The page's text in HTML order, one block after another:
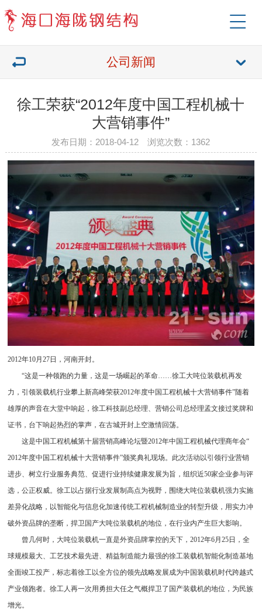
公司新闻
徐工荣获“2012年度中国工程机械十
大营销事件”
发布日期：2018-04-12 浏览次数：1362
2012年10月27日，河南开封。
“这是一种领跑的力量，这是一场崛起的革命……徐工大吨位装载机再发
力，引领装载机行业攀上新高峰荣获2012年度中国工程机械十大营销事件”随着
雄厚的声音在大堂中响起，徐工科技副总经理、营销公司总经理孟文接过奖牌和
证书，台下响起热烈的掌声，在古城开封上空激情回荡。
这是中国工程机械第十届营销高峰论坛暨2012年中国工程机械代理商年会“
2012年度中国工程机械十大营销事件”颁奖典礼现场。此次活动以引领行业营销
进步、树立行业服务典范、促进行业持续健康发展为旨，组织近50家企业参与评
选，公正权威。徐工以占据行业发展制高点为视野，围绕大吨位装载机强力实施
差异化战略，以智能化与信息化加速传统工程机械制造业的转型升级，用实力冲
破外资品牌的垄断，捍卫国产大吨位装载机的地位，在行业内产生巨大影响。
曾几何时，大吨位装载机一直是外资品牌掌控的天下，2012年6月25日，全
球规模最大、工艺技术最先进、精益制造能力最强的徐工装载机智能化制造基地
全面竣工投产，标志着徐工以全方位的领先战略发展成为中国装载机时代跨越式
产业领跑者。徐工人再一次用勇担大任之气概捍卫了国产装载机的地位，为民族
增光。